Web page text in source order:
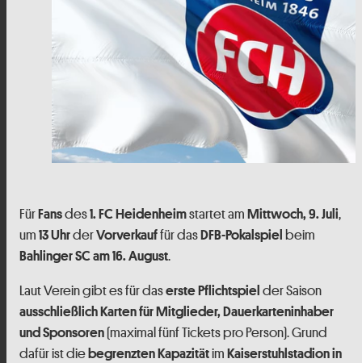
FürFansdes1. FC Heidenheimstartet am Mittwoch, 9. Juli,
um 13 UhrderVorverkauffür dasDFB-Pokalspiel beim
Bahlinger SC am 16. August.
Laut Verein gibt es für daserste Pflichtspiel der Saison
ausschließlich Karten für Mitglieder, Dauerkarteninhaber
und Sponsoren(maximal fünf Tickets pro Person). Grund
dafür ist diebegrenzten Kapazitätim Kaiserstuhlstadion in